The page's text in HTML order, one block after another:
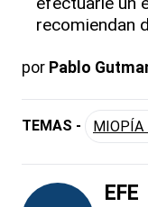
recomiendan
por Pablo
TEMAS -
EFE